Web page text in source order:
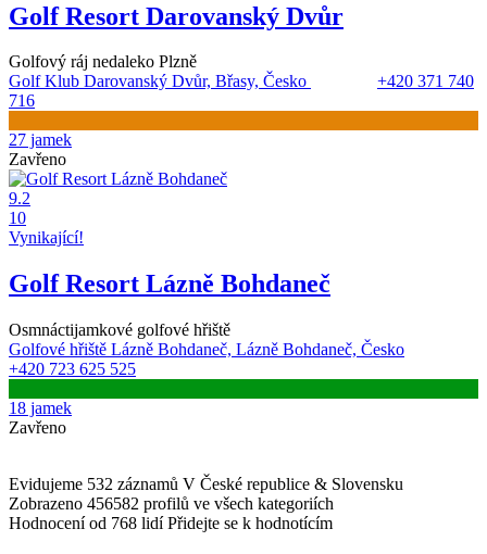
Golf Resort Darovanský Dvůr
Golfový ráj nedaleko Plzně
Golf Klub Darovanský Dvůr, Břasy, Česko
+420 371 740
716
27 jamek
Zavřeno
9.2
10
Vynikající!
Golf Resort Lázně Bohdaneč
Osmnáctijamkové golfové hřiště
Golfové hřiště Lázně Bohdaneč, Lázně Bohdaneč, Česko
+420 723 625 525
18 jamek
Zavřeno
Evidujeme 532 záznamů V České republice & Slovensku
Zobrazeno 456582 profilů ve všech kategoriích
Hodnocení od 768 lidí Přidejte se k hodnotícím